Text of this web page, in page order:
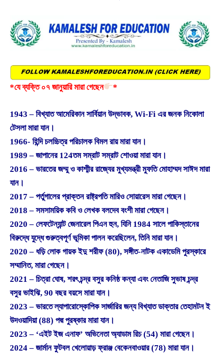
*যে ব্যক্তি ০৭ জানুয়ারি মারা গেছেন *
1943 – বিখ্যাত আমেরিকান সার্বিয়ান উদ্ভাবক, Wi-Fi এর জনক নিকোলা
টেসলা মারা যান।
1966- হিন্দি চলচ্চিত্র পরিচালক বিমল রায় মারা যান।
1989 – জাপানের 124তম সম্রাট সম্রাট শোওয়া মারা যান।
2016 – ভারতের জম্মু ও কাশ্মীর রাজ্যের মুখ্যমন্ত্রী মুফতি মোহাম্মদ সাঈদ মারা
যান।
2017 – পর্তুগালের প্রাক্তন রাষ্ট্রপতি মারিও সোয়ারেস মারা গেছেন।
2018 – সমসাময়িক কবি ও লেখক বলদেব বংশী মারা গেছেন।
2020 – লেফটেন্যান্ট জেনারেল পিএন হুন, যিনি 1984 সালে পাকিস্তানের
বিরুদ্ধে যুদ্ধে গুরুত্বপূর্ণ ভূমিকা পালন করেছিলেন, তিনি মারা যান।
2020 – ধড়ি লোক গায়ক ইদু শরীফ (80), সঙ্গীত-নাটক একাডেমি পুরস্কারে
সম্মানিত, মারা গেছেন।
2021 – চিত্রা ঘোষ, শরৎ চন্দ্র বসুর কনিষ্ঠ কন্যা এবং নেতাজি সুভাষ চন্দ্র
বসুর ভাইঝি, 90 বছর বয়সে মারা যান।
2023 – ভারতে ল্যাপারোস্কোপিক সার্জারির জন্য বিখ্যাত ডাক্তার তেহামটন ই
উদওয়াদিয়া (88) পদ্ম পুরষ্কার মারা যান।
2023 – ‘এইট ইজ এনাফ’ অভিনেতা অ্যাডাম রিচ (54) মারা গেছেন।
2024 – জার্মান ফুটবল খেলোয়াড় ফ্রাঞ্জ বেকেনবাওয়ার (78) মারা যান।